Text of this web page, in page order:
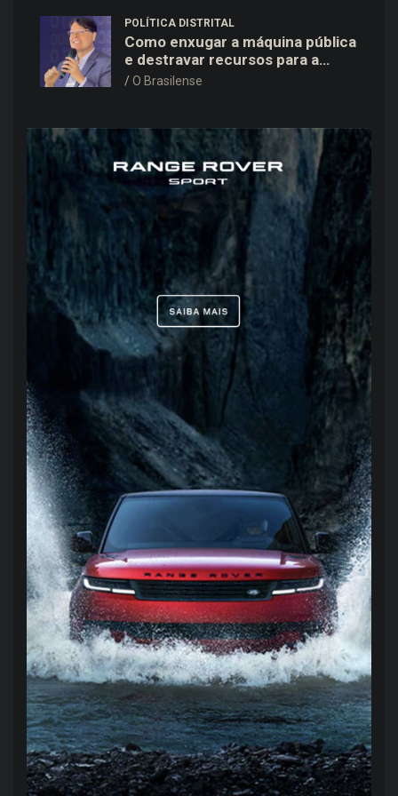
POLÍTICA DISTRITAL
Como enxugar a máquina pública
e destravar recursos para a
saúde e educação no DF
O Brasilense